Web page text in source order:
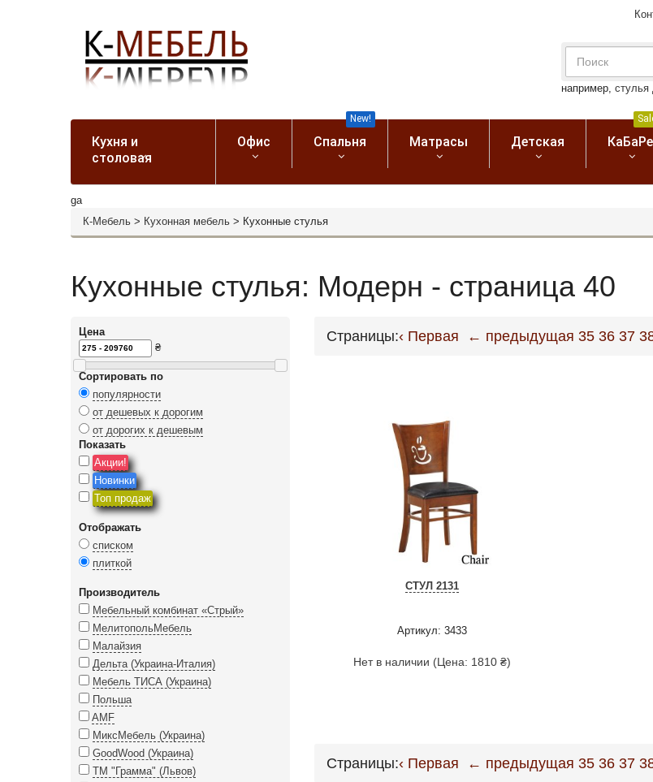
например, стулья
Кухня и
столовая
Офис Спальня
New!
Матрасы Детская КаБаРе
ga
К-Мебель > Кухонная мебель > Кухонные стулья
Кухонные стулья: Модерн - страница 40
Цена
₴
Сортировать по
популярности
от дешевых к дорогим
от дорогих к дешевым
Показать
Акции!
Новинки
Топ продаж
Отображать
списком
плиткой
Производитель
Мебельный комбинат «Стрый»
МелитопольМебель
Малайзия
Дельта (Украина-Италия)
Мебель ТИСА (Украина)
Польша
AMF
МиксМебель (Украина)
GoodWood (Украина)
ТМ "Грамма" (Львов)
Страницы:‹ Первая ← предыдущая 35 36 37
СТУЛ 2131
Артикул: 3433
Нет в наличии (Цена: 1810 ₴)
Страницы:‹ Первая ← предыдущая 35 36 37